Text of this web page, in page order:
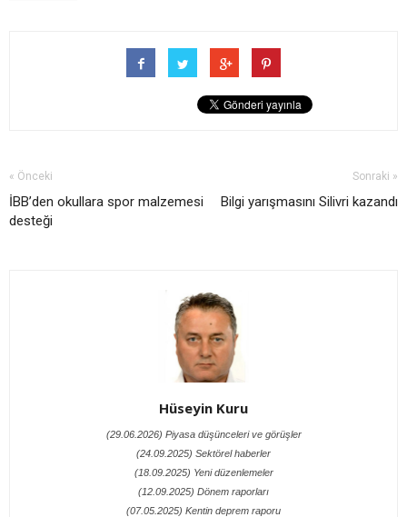
« Önceki
İBB’den okullara spor malzemesi
desteği
Sonraki »
Bilgi yarışmasını Silivri kazandı
Hüseyin Kuru
(29.06.2026) Piyasa düşünceleri ve görüşler
(24.09.2025) Sektörel haberler
(18.09.2025) Yeni düzenlemeler
(12.09.2025) Dönem raporları
(07.05.2025) Kentin deprem raporu